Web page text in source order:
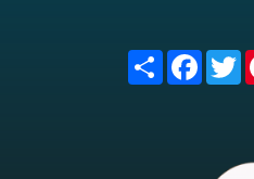
Share